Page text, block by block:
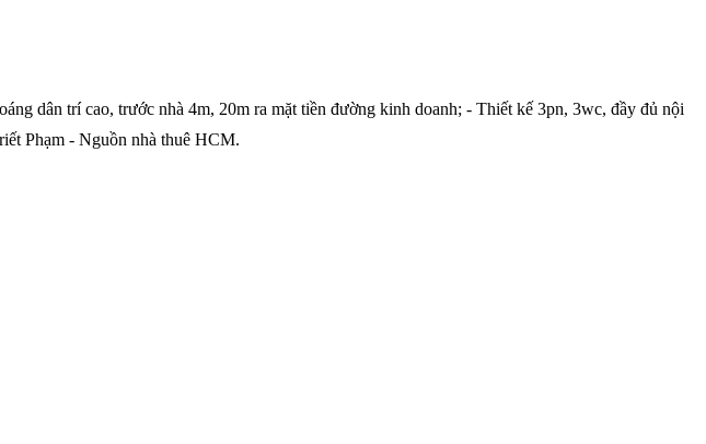
dân trí cao, trước nhà 4m, 20m ra mặt tiền đường kinh doanh; - Thiết kế 3pn, 3wc, đầy đủ nội
Phạm - Nguồn nhà thuê HCM.